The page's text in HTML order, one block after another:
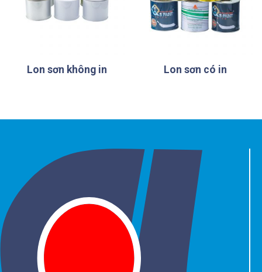
Lon sơn không in Lon sơn có in